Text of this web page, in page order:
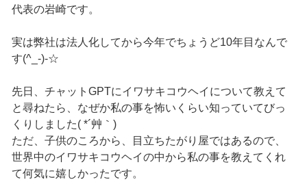
代表の岩崎です。
実は弊社は法人化してから今年でちょうど10年目なんで
す(^_-)-☆
先日、チャットGPTにイワサキコウヘイについて教えて
と尋ねたら、なぜか私の事を怖いくらい知っていてびっ
くりしました( *´艸｀)
ただ、子供のころから、目立ちたがり屋ではあるので、
世界中のイワサキコウヘイの中から私の事を教えてくれ
て何気に嬉しかったです。